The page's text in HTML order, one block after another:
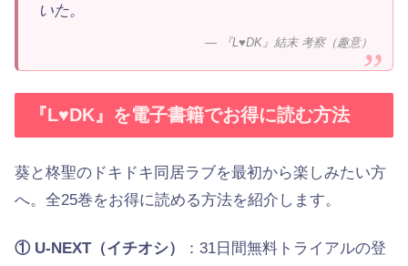
いた。
— 『L♥DK』結末 考察（趣意）
『L♥DK』を電子書籍でお得に読む方法
葵と柊聖のドキドキ同居ラブを最初から楽しみたい方
へ。全25巻をお得に読める方法を紹介します。
① U-NEXT（イチオシ）
：31日間無料トライアルの登